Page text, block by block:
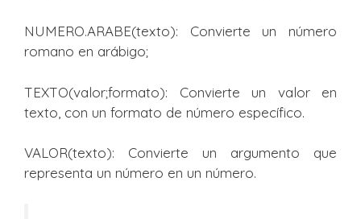
NUMERO.ARABE(texto): Convierte un número
romano en arábigo;
TEXTO(valor;formato): Convierte un valor en
texto, con un formato de número específico.
VALOR(texto): Convierte un argumento que
representa un número en un número.